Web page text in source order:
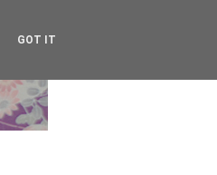
GOT IT